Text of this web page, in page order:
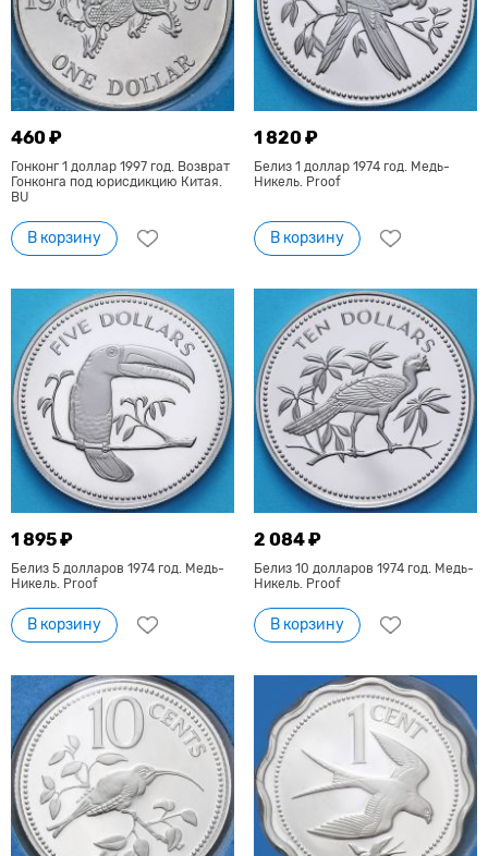
460 ₽
Гонконг 1 доллар 1997 год. Возврат
Гонконга под юрисдикцию Китая.
BU
В корзину
1 820 ₽
Белиз 1 доллар 1974 год. Медь-
Никель. Proof
В корзину
1 895 ₽
Белиз 5 долларов 1974 год. Медь-
Никель. Proof
В корзину
2 084 ₽
Белиз 10 долларов 1974 год. Медь-
Никель. Proof
В корзину